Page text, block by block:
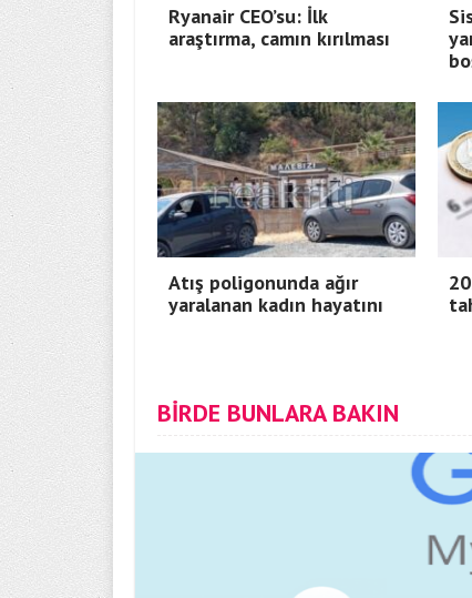
Ryanair CEO’su: İlk
araştırma, camın kırılması
Atış poligonunda ağır
yaralanan kadın hayatını
BİRDE BUNLARA BAKIN